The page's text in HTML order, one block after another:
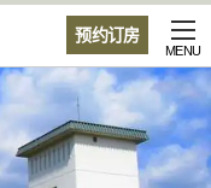
预约订房
MENU